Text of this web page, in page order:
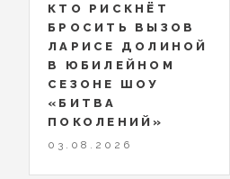
КТО РИСКНЁТ
БРОСИТЬ ВЫЗОВ
ЛАРИСЕ ДОЛИНОЙ
В ЮБИЛЕЙНОМ
СЕЗОНЕ ШОУ
«БИТВА
ПОКОЛЕНИЙ»
03.08.2026